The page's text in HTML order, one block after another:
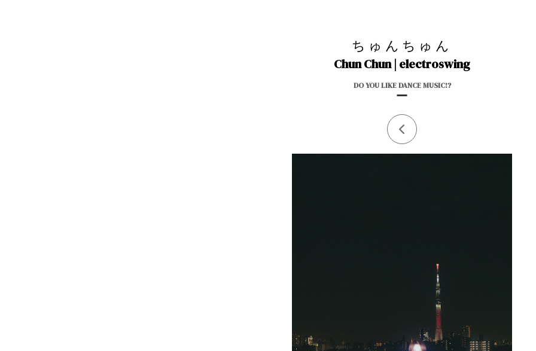
ちゅんちゅん
Chun Chun | electroswing